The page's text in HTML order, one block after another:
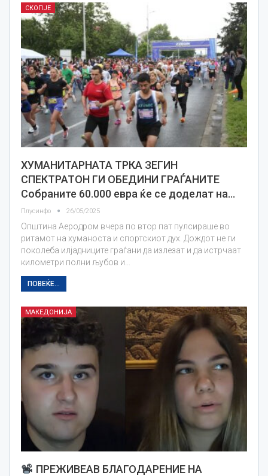
СКОПЈЕ
ХУМАНИТАРНАТА ТРКА ЗЕГИН
СПЕКТРАТОН ГИ ОБЕДИНИ ГРАЃАНИТЕ
Собраните 60.000 евра ќе се доделат на…
Плусинфо 26/05/2025
Општина Аеродром вчера по втор пат пулсираше во
ритамот на хуманоста и спортскиот дух. Дождот не ги
поколеба илјадниците граѓани да излезат и да истрчаат
километри полни љубов и…
ПОВЕЌЕ...
МАКЕДОНИЈА
ПРЕЖИВЕАВ БЛАГОДАРЕНИЕ НА